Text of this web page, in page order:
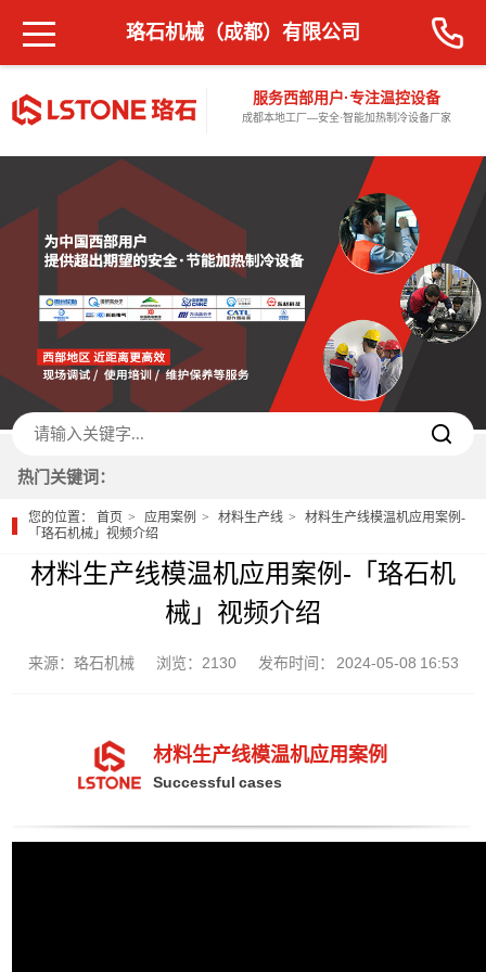
服务西部用户·专注温控设备
成都本地工厂—安全·智能加热制冷设备厂家
珞石机械（成都）有限公司
热门关键词：
您的位置：首页 应用案例 材料生产线
材料生产线模温机应用案例-
「珞石机械」视频介绍
材料生产线模温机应用案例-「珞石机
械」视频介绍
来源：珞石机械 浏览：2130 发布时间： 2024-05-08 16:53
材料生产线模温机应用案例
Successful cases